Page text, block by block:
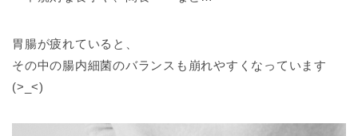
胃腸が疲れていると、
その中の腸内細菌のバランスも崩れやすくなっています
(>_<)